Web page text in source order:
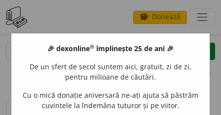
savings Donează
clear
opțiuni
sinteza definițiilor (1) definiții (45)
declinări
🎉 dexonline® împlinește 25 de ani 🎉
De un sfert de secol suntem aici, gratuit, zi de zi,
pentru milioane de căutări.
Cu o mică donație aniversară ne-ați ajuta să păstrăm
cuvintele la îndemâna tuturor și pe viitor.